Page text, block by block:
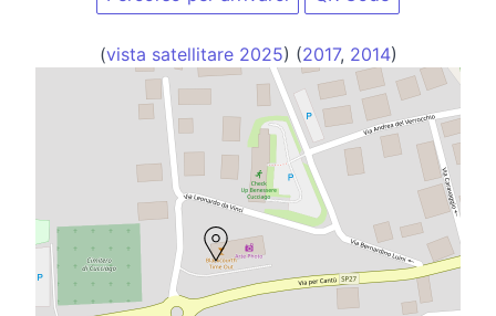
(vista satellitare 2025) (2017, 2014)